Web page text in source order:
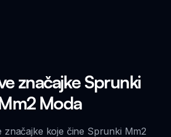
značajke Sprunki
Moda
značajke koje čine Sprunki Mm2